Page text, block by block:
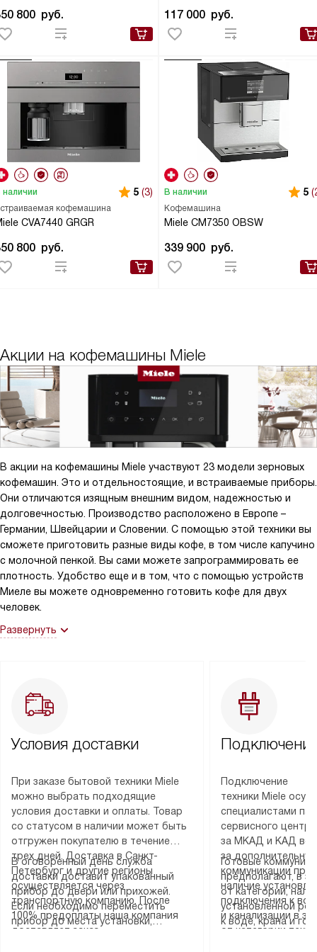
800 руб. 117 000 руб.
кофемашина
CVA7440 GRGR
наличии 5 (3)
800 руб.
Кофемашина
Miele CM7350 OBSW
В наличии 5
339 900 руб.
Акции на кофемашины Miele
В акции на кофемашины Miele участвуют 23 модели зерновых
кофемашин. Это и отдельностоящие, и встраиваемые приборы.
Они отличаются изящным внешним видом, надежностью и
долговечностью. Производство расположено в Европе –
Германии, Швейцарии и Словении. С помощью этой техники вы
сможете приготовить разные виды кофе, в том числе капучино
с молочной пенкой. Вы сами можете запрограммировать ее
плотность. Удобство еще и в том, что с помощью устройств
Миеле вы можете одновременно готовить кофе для двух
человек.
Развернуть
Условия доставки
При заказе бытовой техники Miele
можно выбрать подходящие
условия доставки и оплаты. Товар
со статусом в наличии может быть
отгружен покупателю в течение
трех дней. Доставка в Санкт-
Петербург и другие регионы
осуществляется через
транспортную компанию. После
100% предоплаты наша компания
доставляет заказ
В оговоренный день служба
доставки доставит упакованный
прибор до двери или прихожей.
Если необходимо переместить
прибор до места установки,
Подключение
техники Miele
специалистами
сервисного
за МКАД и КАД
за
коммуникации
наличие
подключения к
и канализации в
от категории
Готовые
предполагают, в
от категории,
установленной
к воде, крана и